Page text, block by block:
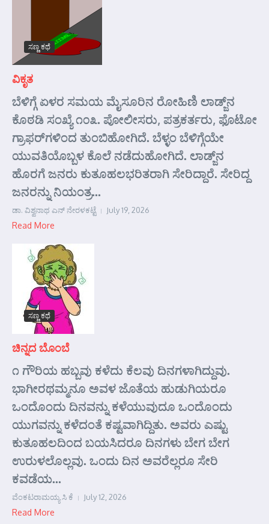
ಸಣ್ಣ ಕಥೆ
ವಿಕೃತ
ಬೆಳಿಗ್ಗೆ ಏಳರ ಸಮಯ ಮೈಸೂರಿನ ರೋಹಿಣಿ ಲಾಡ್ಜ್‌ನ
ಕೊಠಡಿ ಸಂಖ್ಯೆ ೧೦೩. ಪೋಲೀಸರು, ಪತ್ರಕರ್ತರು, ಫೊಟೋ
ಗ್ರಾಫರ್‌ಗಳಿಂದ ತುಂಬಿಹೋಗಿದೆ. ಬೆಳ್ಳಂ ಬೆಳಿಗ್ಗೆಯೇ
ಯುವತಿಯೊಬ್ಬಳ ಕೊಲೆ ನಡೆದುಹೋಗಿದೆ. ಲಾಡ್ಜ್‌ನ
ಹೊರಗೆ ಜನರು ಕುತೂಹಲಭರಿತರಾಗಿ ಸೇರಿದ್ದಾರೆ. ಸೇರಿದ್ದ
ಜನರನ್ನು ನಿಯಂತ್ರ...
ಡಾ. ವಿಶ್ವನಾಥ ಎನ್ ನೇರಳಕಟ್ಟೆ July 19, 2026
Read More
ಸಣ್ಣ ಕಥೆ
ಚಿನ್ನದ ಬೊಂಬೆ
೧ ಗೌರಿಯ ಹಬ್ಬವು ಕಳೆದು ಕೆಲವು ದಿನಗಳಾಗಿದ್ದುವು.
ಭಾಗೀರಥಮ್ಮನೂ ಅವಳ ಜೊತೆಯ ಹುಡುಗಿಯರೂ
ಒಂದೊಂದು ದಿನವನ್ನು ಕಳೆಯುವುದೂ ಒಂದೊಂದು
ಯುಗವನ್ನು ಕಳೆದಂತೆ ಕಷ್ಟವಾಗಿದ್ದಿತು. ಅವರು ಎಷ್ಟು
ಕುತೂಹಲದಿಂದ ಬಯಸಿದರೂ ದಿನಗಳು ಬೇಗ ಬೇಗ
ಉರುಳಲೊಲ್ಲವು. ಒಂದು ದಿನ ಅವರೆಲ್ಲರೂ ಸೇರಿ
ಕವಡೆಯ...
ವೆಂಕಟರಾಮಯ್ಯ ಸಿ ಕೆ July 12, 2026
Read More